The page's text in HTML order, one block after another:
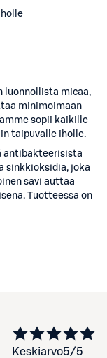
luonnollista micaa,
minimoimaan
sopii kaikille
taipuvalle iholle.
antibakteerisista
sinkkioksidia, joka
savi auttaa
Tuotteessa on
Keskiarvo5/5